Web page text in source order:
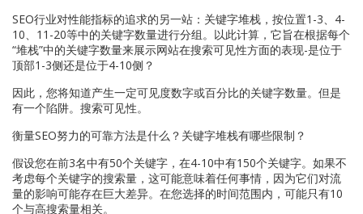
SEO行业对性能指标的追求的另一站：关键字堆栈，按位置1-3、4-
10、11-20等中的关键字数量进行分组。以此计算，它旨在根据每个
“堆栈”中的关键字数量来展示网站在搜索可见性方面的表现-是位于
顶部1-3侧还是位于4-10侧？
因此，您将知道产生一定可见度数字或百分比的关键字数量。但是
有一个陷阱。搜索可见性。
衡量SEO努力的可靠方法是什么？关键字堆栈有哪些限制？
假设您在前3名中有50个关键字，在4-10中有150个关键字。如果不
考虑每个关键字的搜索量，这可能意味着任何事情，因为它们对流
量的影响可能存在巨大差异。在您选择的时间范围内，可能只有10
个与高搜索量相关。